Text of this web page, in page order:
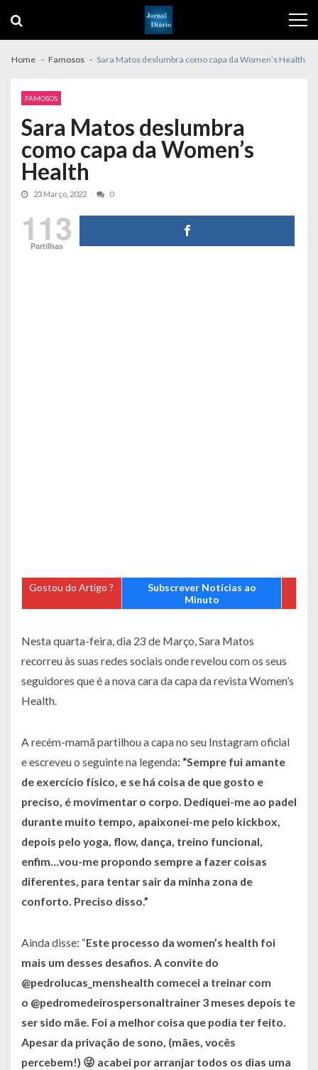
navigation
content
Home Famosos Sara Matos deslumbra como capa da Women’s Health
FAMOSOS
Sara Matos deslumbra
como capa da Women’s
Health
23 Março, 2022 0
113
Partilhas
Gostou do Artigo ?
Subscrever Notícias ao
Minuto
Nesta quarta-feira, dia 23 de Março, Sara Matos
recorreu às suas redes sociais onde revelou com os seus
seguidores que é a nova cara da capa da revista Women’s
Health.
A recém-mamã partilhou a capa no seu Instagram oficial
e escreveu o seguinte na legenda: “Sempre fui amante
de exercício físico, e se há coisa de que gosto e
preciso, é movimentar o corpo. Dediquei-me ao padel
durante muito tempo, apaixonei-me pelo kickbox,
depois pelo yoga, flow, dança, treino funcional,
enfim…vou-me propondo sempre a fazer coisas
diferentes, para tentar sair da minha zona de
conforto. Preciso disso.”
Ainda disse: “Este processo da women’s health foi
mais um desses desafios. A convite do
@pedrolucas_menshealth comecei a treinar com
o @pedromedeirospersonaltrainer 3 meses depois te
ser sido mãe. Foi a melhor coisa que podia ter feito.
Apesar da privação de sono, (mães, vocês
percebem!) 😜 acabei por arranjar todos os dias uma